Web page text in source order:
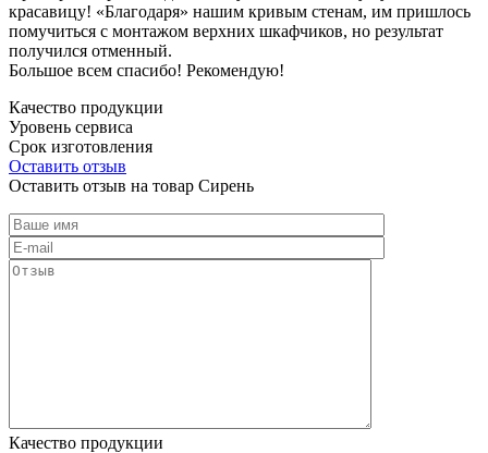
красавицу! «Благодаря» нашим кривым стенам, им пришлось
помучиться с монтажом верхних шкафчиков, но результат
получился отменный.
Большое всем спасибо! Рекомендую!
Качество продукции
Уровень сервиса
Срок изготовления
Оставить отзыв
Оставить отзыв на товар Сирень
Качество продукции